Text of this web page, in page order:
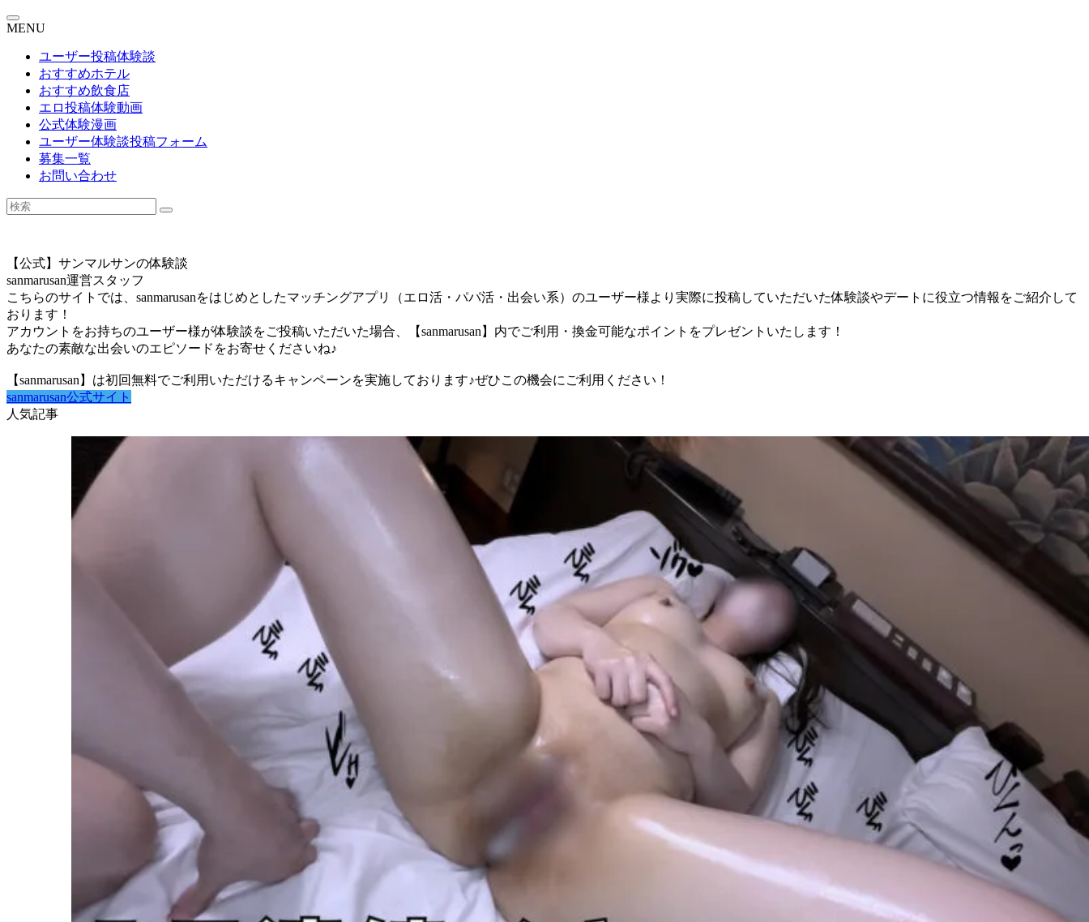
MENU
ユーザー投稿体験談
おすすめホテル
おすすめ飲食店
エロ投稿体験動画
公式体験漫画
ユーザー体験談投稿フォーム
募集一覧
お問い合わせ
【公式】サンマルサンの体験談
sanmarusan運営スタッフ
こちらのサイトでは、sanmarusanをはじめとしたマッチングアプリ（エロ活・パパ活・出会い系）のユーザー様より実際に投稿していただいた体験談やデートに役立つ情報をご紹介して
おります！
アカウントをお持ちのユーザー様が体験談をご投稿いただいた場合、【sanmarusan】内でご利用・換金可能なポイントをプレゼントいたします！
あなたの素敵な出会いのエピソードをお寄せくださいね♪
【sanmarusan】は初回無料でご利用いただけるキャンペーンを実施しております♪ぜひこの機会にご利用ください！
sanmarusan公式サイト
人気記事